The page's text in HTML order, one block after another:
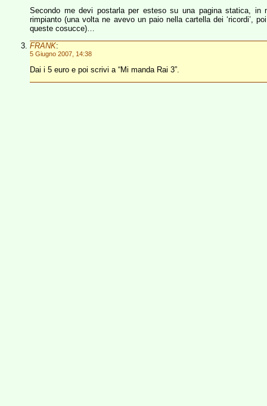
Secondo me devi postarla per esteso su una pagina statica,
rimpianto (una volta ne avevo un paio nella cartella dei ‘ricordi’,
queste cosucce)…
FRANK:
5 Giugno 2007, 14:38
Dai i 5 euro e poi scrivi a “Mi manda Rai 3”.